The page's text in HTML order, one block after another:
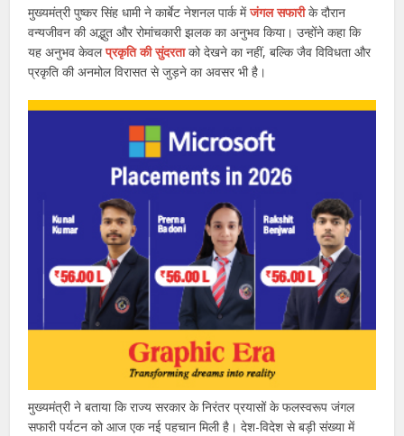
मुख्यमंत्री पुष्कर सिंह धामी ने कार्बेट नेशनल पार्क मेंजंगल सफारीके दौरान
वन्यजीवन की अद्भुत और रोमांचकारी झलक का अनुभव किया। उन्होंने कहा कि
यह अनुभव केवलप्रकृति की सुंदरताको देखने का नहीं, बल्कि जैव विविधता और
प्रकृति की अनमोल विरासत से जुड़ने का अवसर भी है।
मुख्यमंत्री ने बताया कि राज्य सरकार के निरंतर प्रयासों के फलस्वरूप जंगल
सफारी पर्यटन को आज एक नई पहचान मिली है। देश-विदेश से बड़ी संख्या में